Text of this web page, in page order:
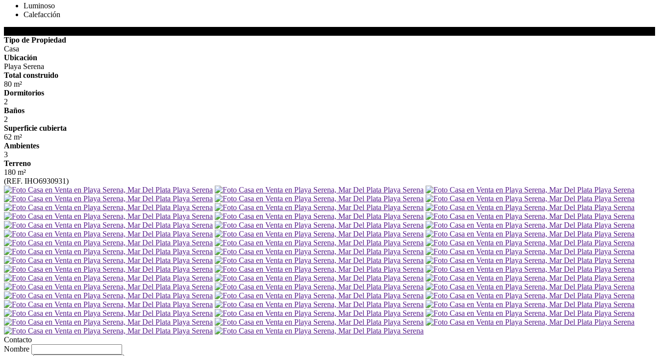
Luminoso
Calefacción
Tipo de Propiedad
Casa
Ubicación
Playa Serena
Total construido
80 m²
Dormitorios
2
Baños
2
Superficie cubierta
62 m²
Ambientes
3
Terreno
180 m²
(REF. IHO6930931)
Contacto
Nombre